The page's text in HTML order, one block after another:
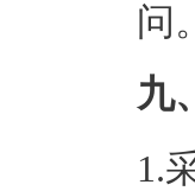
问。
九
1.